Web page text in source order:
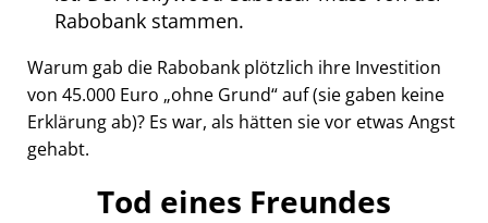
Rabobank stammen.
Warum gab die Rabobank plötzlich ihre Investition
von 45.000 Euro ohne Grund auf (sie gaben keine
Erklärung ab)? Es war, als hätten sie vor etwas Angst
gehabt.
Tod eines Freundes